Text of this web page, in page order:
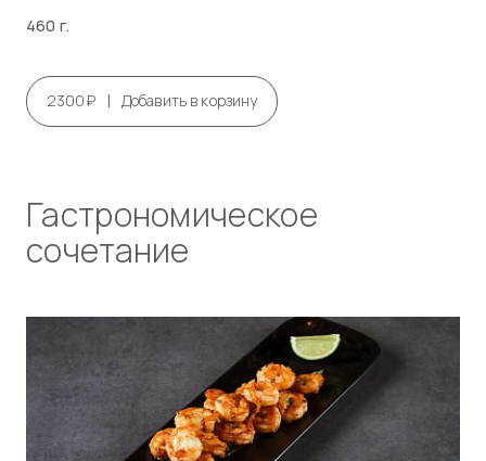
460 г.
2300₽ | Добавить в корзину
Гастрономическое
сочетание